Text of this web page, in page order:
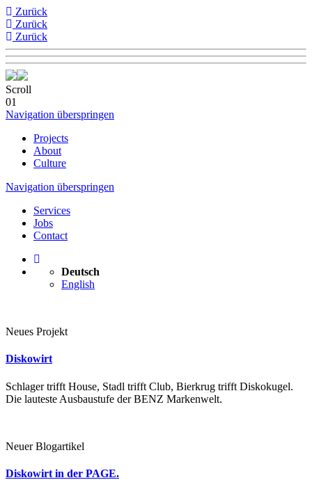
Zurück
Zurück
Zurück
Scroll
01
Navigation überspringen
Projects
About
Culture
Navigation überspringen
Services
Jobs
Contact
Deutsch
English
Neues Projekt
Diskowirt
Schlager trifft House, Stadl trifft Club, Bierkrug trifft Diskokugel.
Die lauteste Ausbaustufe der BENZ Markenwelt.
Neuer Blogartikel
Diskowirt in der PAGE.